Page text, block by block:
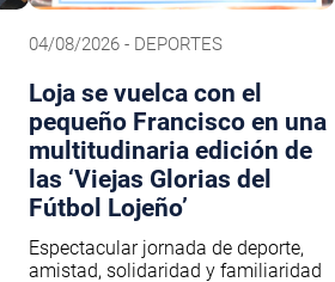
04/08/2026 - DEPORTES
Loja se vuelca con el
pequeño Francisco en una
multitudinaria edición de
las ‘Viejas Glorias del
Fútbol Lojeño’
Espectacular jornada de deporte,
amistad, solidaridad y familiaridad